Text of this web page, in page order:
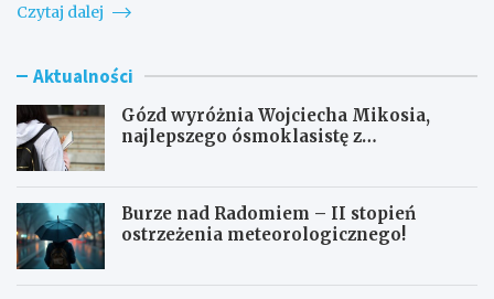
Czytaj dalej
Aktualności
Gózd wyróżnia Wojciecha Mikosia,
najlepszego ósmoklasistę z
Burze nad Radomiem – II stopień
ostrzeżenia meteorologicznego!